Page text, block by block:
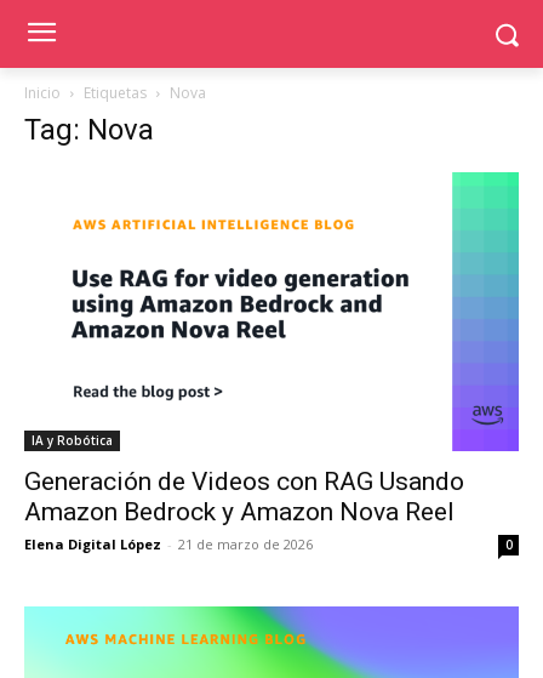
Inicio Etiquetas Nova
Tag: Nova
IA y Robótica
Generación de Videos con RAG Usando
Amazon Bedrock y Amazon Nova Reel
Elena Digital López - 21 de marzo de 2026 0